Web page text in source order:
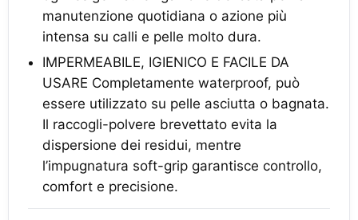
manutenzione quotidiana o azione più
intensa su calli e pelle molto dura.
IMPERMEABILE, IGIENICO E FACILE DA
USARE Completamente waterproof, può
essere utilizzato su pelle asciutta o bagnata.
Il raccogli-polvere brevettato evita la
dispersione dei residui, mentre
l’impugnatura soft-grip garantisce controllo,
comfort e precisione.